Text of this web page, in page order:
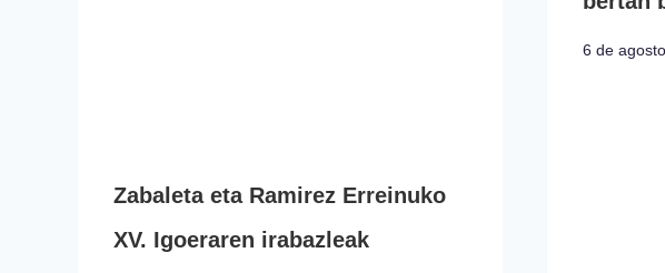
Zabaleta eta Ramirez Erreinuko
XV. Igoeraren irabazleak
6 de